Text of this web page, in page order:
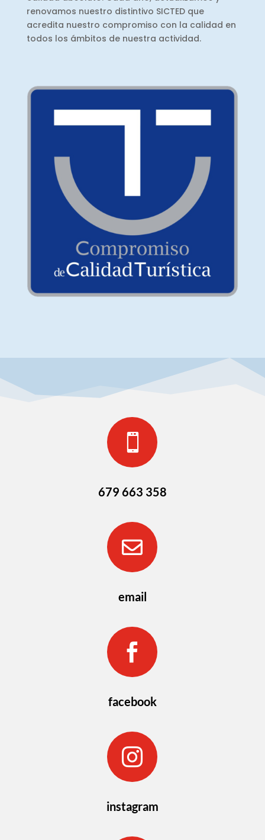
renovamos nuestro distintivo SICTED que
acredita nuestro compromiso con la calidad en
todos los ámbitos de nuestra actividad.

679 663 358

email

facebook

instagram